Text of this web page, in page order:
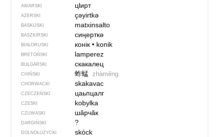
AWARSKI цӏирт
AZERSKI çəyirtkə
BASKIJSKI matxinsalto
BASZKIRSKI сиңерткә
BIAŁORUSKI конік• konik
BRETOŃSKI lamperez
BUŁGARSKI скакалец
CHIŃSKI 蚱蜢 zhàměng
CHORWACKI skakavac
CZECZEŃSKI цаьпцалг
CZESKI kobylka
CZUWASKI шӑрчӑк
DARGIŃSKI ?
DOLNOŁUŻYCKI skóck